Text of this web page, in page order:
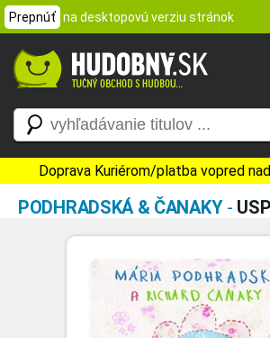
Prepnúť na desktopovú verziu stránok
Doprava Kuriérom/platba vopred
PODHRADSKÁ & ČANAKY-